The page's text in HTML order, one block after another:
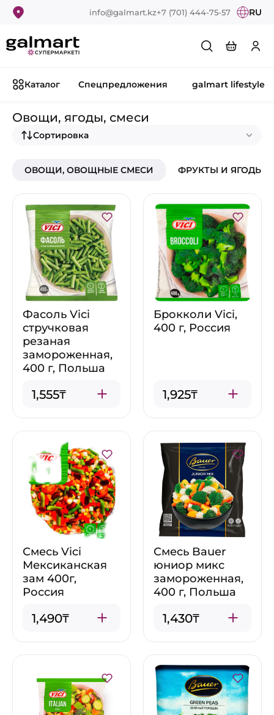
info@galmart.kz+7 (701) 444-75-57 RU
Каталог Спецпредложения galmart lifestyle
Овощи, ягоды, смеси
Сортировка
ОВОЩИ, ОВОЩНЫЕ СМЕСИ ФРУКТЫ И ЯГОДЫ
Фасоль Vici
стручковая
резаная
замороженная,
400 г, Польша
1,555₸
Брокколи Vici,
400 г, Россия
1,925₸
Смесь Vici
Мексиканская
зам 400г,
Россия
1,490₸
Смесь Bauer
юниор микс
замороженная,
400 г, Польша
1,430₸